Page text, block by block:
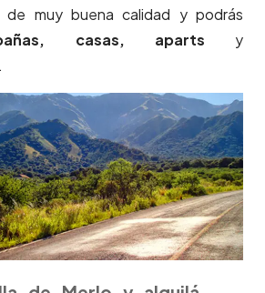
de muy buena calidad y podrás
casas, aparts y
.